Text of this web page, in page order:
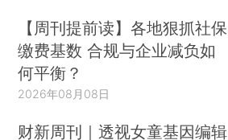
【周刊提前读】各地狠抓社保
缴费基数 合规与企业减负如
何平衡？
2026年08月08日
财新周刊｜透视女童基因编辑